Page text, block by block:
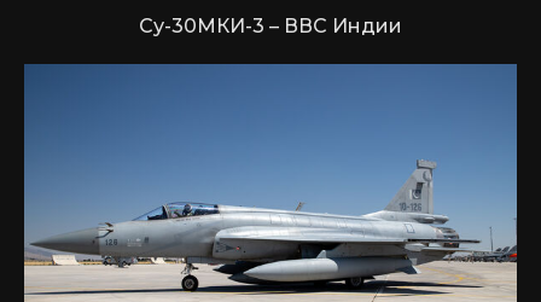
Су-30МКИ-3 – ВВС Индии